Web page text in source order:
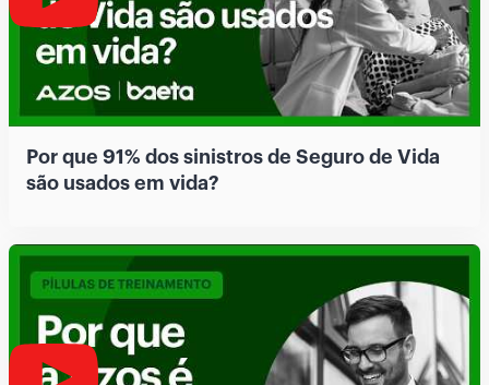
Por que 91% dos sinistros de Seguro de Vida
são usados em vida?